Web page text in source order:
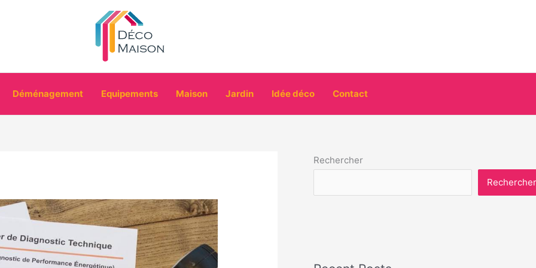
Déménagement Equipements Maison Jardin Idée déco Contact
Rechercher
Rechercher